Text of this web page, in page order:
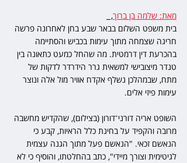
מאת: שלמה בן ברוך,
בית משפט השלום בבאר שבע בחן לאחרונה פרשה
חריגה שצמחה מתוך עימות בכביש והסתיימה
בהכרעת דין דרמטית. מה שהחל כמעט כתאונה בין
טנדר מיצובישי למשאית גרר הידרדר לדקות של
מתח, שבמהלכן נשלף אקדח אוויר מול אלה ונוצר
עימות פיזי אלים.
השופט אריה דורני־דורון (בצילום), שהקדיש מחשבה
מרובה והקפיד על בחינת כלל הראיות, קבע כי
הנאשם זכאי. "הנאשם פעל מתוך הגנה עצמית
לגיטימית וצורך מיידי", כתב בהחלטתו, והוסיף כי לא